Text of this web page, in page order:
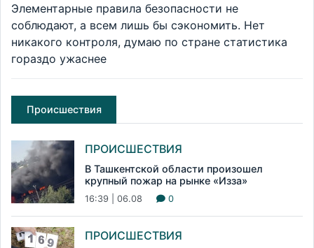
Элементарные правила безопасности не
соблюдают, а всем лишь бы сэкономить. Нет
никакого контроля, думаю по стране статистика
гораздо ужаснее
Происшествия
ПРОИСШЕСТВИЯ
В Ташкентской области произошел
крупный пожар на рынке «Изза»
16:39 | 06.08 0
ПРОИСШЕСТВИЯ